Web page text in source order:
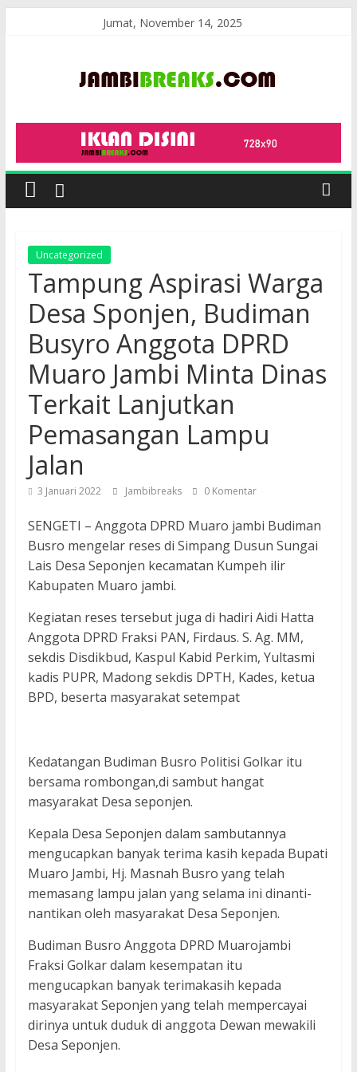
Jumat, November 14, 2025
JambiBreaks
Uncategorized
Tampung Aspirasi Warga
Desa Sponjen, Budiman
Busyro Anggota DPRD
Muaro Jambi Minta Dinas
Terkait Lanjutkan
Pemasangan Lampu
Jalan
3 Januari 2022 Jambibreaks 0 Komentar
SENGETI – Anggota DPRD Muaro jambi Budiman
Busro mengelar reses di Simpang Dusun Sungai
Lais Desa Seponjen kecamatan Kumpeh ilir
Kabupaten Muaro jambi.
Kegiatan reses tersebut juga di hadiri Aidi Hatta
Anggota DPRD Fraksi PAN, Firdaus. S. Ag. MM,
sekdis Disdikbud, Kaspul Kabid Perkim, Yultasmi
kadis PUPR, Madong sekdis DPTH, Kades, ketua
BPD, beserta masyarakat setempat
Kedatangan Budiman Busro Politisi Golkar itu
bersama rombongan,di sambut hangat
masyarakat Desa seponjen.
Kepala Desa Seponjen dalam sambutannya
mengucapkan banyak terima kasih kepada Bupati
Muaro Jambi, Hj. Masnah Busro yang telah
memasang lampu jalan yang selama ini dinanti-
nantikan oleh masyarakat Desa Seponjen.
Budiman Busro Anggota DPRD Muarojambi
Fraksi Golkar dalam kesempatan itu
mengucapkan banyak terimakasih kepada
masyarakat Seponjen yang telah mempercayai
dirinya untuk duduk di anggota Dewan mewakili
Desa Seponjen.